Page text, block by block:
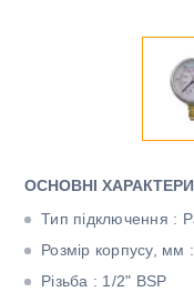
ОСНОВНІ
Тип підключення :
Розмір корпусу,
Різьба : 1/2" BSP